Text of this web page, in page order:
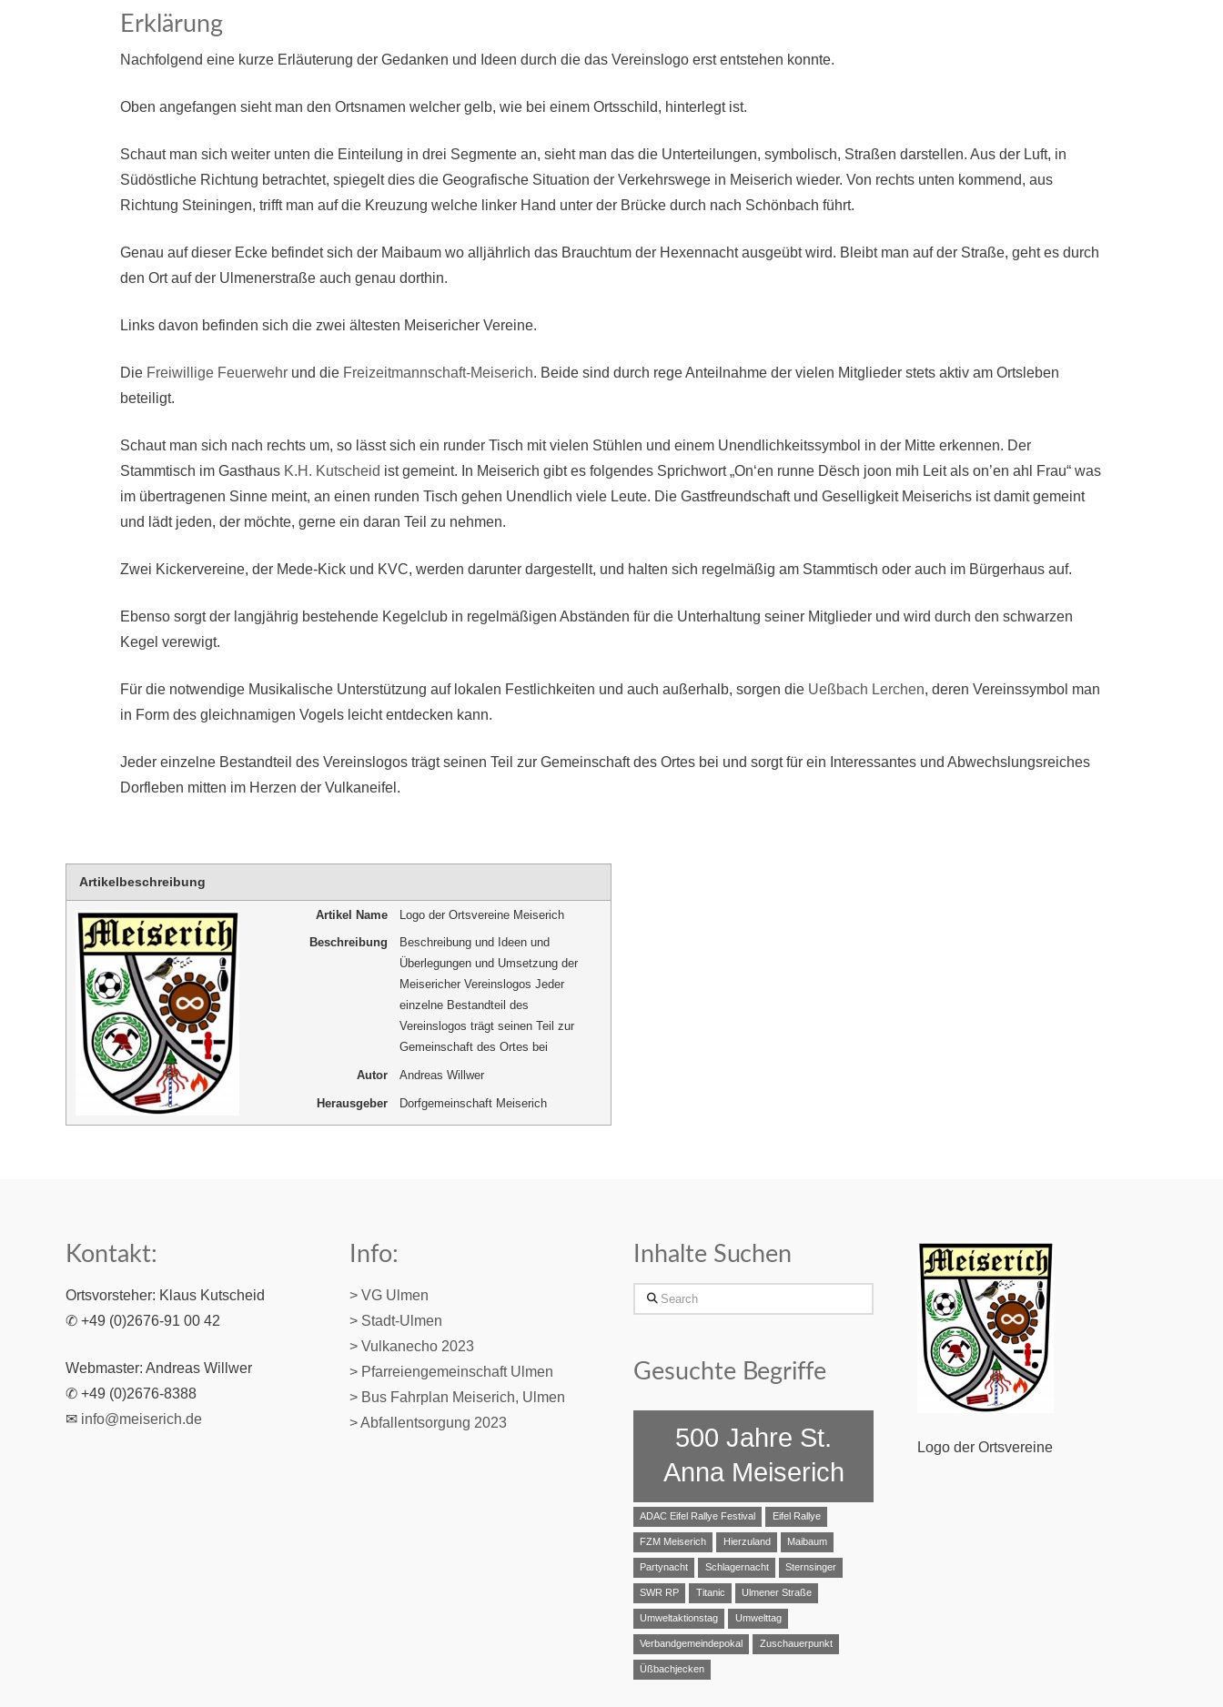
Erklärung
Nachfolgend eine kurze Erläuterung der Gedanken und Ideen durch die das Vereinslogo erst entstehen konnte.
Oben angefangen sieht man den Ortsnamen welcher gelb, wie bei einem Ortsschild, hinterlegt ist.
Schaut man sich weiter unten die Einteilung in drei Segmente an, sieht man das die Unterteilungen, symbolisch, Straßen darstellen. Aus der Luft, in
Südöstliche Richtung betrachtet, spiegelt dies die Geografische Situation der Verkehrswege in Meiserich wieder. Von rechts unten kommend, aus
Richtung Steiningen, trifft man auf die Kreuzung welche linker Hand unter der Brücke durch nach Schönbach führt.
Genau auf dieser Ecke befindet sich der Maibaum wo alljährlich das Brauchtum der Hexennacht ausgeübt wird. Bleibt man auf der Straße, geht es durch
den Ort auf der Ulmenerstraße auch genau dorthin.
Links davon befinden sich die zwei ältesten Meisericher Vereine.
Die Freiwillige Feuerwehr und die Freizeitmannschaft-Meiserich. Beide sind durch rege Anteilnahme der vielen Mitglieder stets aktiv am Ortsleben
beteiligt.
Schaut man sich nach rechts um, so lässt sich ein runder Tisch mit vielen Stühlen und einem Unendlichkeitssymbol in der Mitte erkennen. Der
Stammtisch im Gasthaus K.H. Kutscheid ist gemeint. In Meiserich gibt es folgendes Sprichwort „On‘en runne Dësch joon mih Leit als on’en ahl Frau“ was
im übertragenen Sinne meint, an einen runden Tisch gehen Unendlich viele Leute. Die Gastfreundschaft und Geselligkeit Meiserichs ist damit gemeint
und lädt jeden, der möchte, gerne ein daran Teil zu nehmen.
Zwei Kickervereine, der Mede-Kick und KVC, werden darunter dargestellt, und halten sich regelmäßig am Stammtisch oder auch im Bürgerhaus auf.
Ebenso sorgt der langjährig bestehende Kegelclub in regelmäßigen Abständen für die Unterhaltung seiner Mitglieder und wird durch den schwarzen
Kegel verewigt.
Für die notwendige Musikalische Unterstützung auf lokalen Festlichkeiten und auch außerhalb, sorgen die Ueßbach Lerchen, deren Vereinssymbol man
in Form des gleichnamigen Vogels leicht entdecken kann.
Jeder einzelne Bestandteil des Vereinslogos trägt seinen Teil zur Gemeinschaft des Ortes bei und sorgt für ein Interessantes und Abwechslungsreiches
Dorfleben mitten im Herzen der Vulkaneifel.
Artikelbeschreibung
Artikel Name Logo der Ortsvereine Meiserich
Beschreibung
Beschreibung und Ideen und
Überlegungen und Umsetzung der
Meisericher Vereinslogos Jeder
einzelne Bestandteil des
Vereinslogos trägt seinen Teil zur
Gemeinschaft des Ortes bei
Autor Andreas Willwer
Herausgeber Dorfgemeinschaft Meiserich
Kontakt:
Ortsvorsteher: Klaus Kutscheid
✆ +49 (0)2676-91 00 42
Webmaster: Andreas Willwer
✆ +49 (0)2676-8388
✉ info@meiserich.de
Info:
> VG Ulmen
> Stadt-Ulmen
> Vulkanecho 2023
> Pfarreiengemeinschaft Ulmen
> Bus Fahrplan Meiserich, Ulmen
> Abfallentsorgung 2023
Inhalte Suchen
Search
Gesuchte Begriffe
500 Jahre St.
Anna Meiserich
ADAC Eifel Rallye Festival Eifel Rallye
FZM Meiserich Hierzuland Maibaum
Partynacht Schlagernacht Sternsinger
SWR RP Titanic Ulmener Straße
Umweltaktionstag Umwelttag
Verbandgemeindepokal Zuschauerpunkt
Üßbachjecken
Logo der Ortsvereine